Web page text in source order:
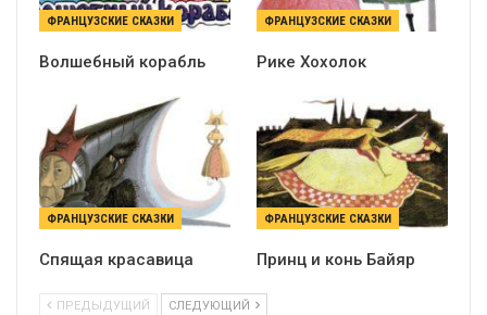
ФРАНЦУЗСКИЕ СКАЗКИ
Волшебный корабль
ФРАНЦУЗСКИЕ СКАЗКИ
Рике Хохолок
ФРАНЦУЗСКИЕ СКАЗКИ
Спящая красавица
ФРАНЦУЗСКИЕ СКАЗКИ
Принц и конь Байяр
ПРЕДЫДУЩИЙ СЛЕДУЮЩИЙ